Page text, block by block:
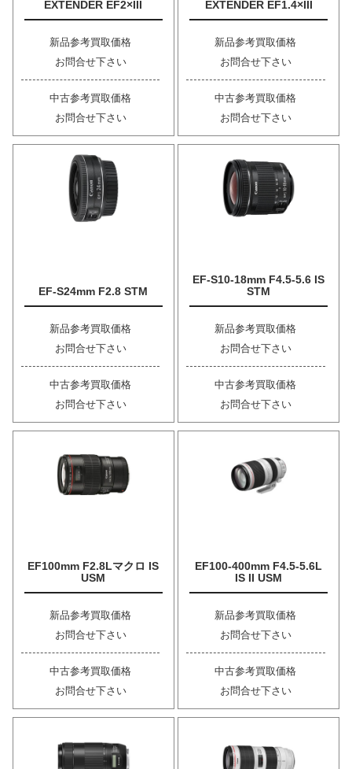
EXTENDER EF2×III
新品参考買取価格
お問合せ下さい
中古参考買取価格
お問合せ下さい
EXTENDER EF1.4×III
新品参考買取価格
お問合せ下さい
中古参考買取価格
お問合せ下さい
EF-S24mm F2.8 STM
新品参考買取価格
お問合せ下さい
中古参考買取価格
お問合せ下さい
EF-S10-18mm F4.5-5.6 IS
STM
新品参考買取価格
お問合せ下さい
中古参考買取価格
お問合せ下さい
EF100mm F2.8Lマクロ IS
USM
新品参考買取価格
お問合せ下さい
中古参考買取価格
お問合せ下さい
EF100-400mm F4.5-5.6L
IS II USM
新品参考買取価格
お問合せ下さい
中古参考買取価格
お問合せ下さい